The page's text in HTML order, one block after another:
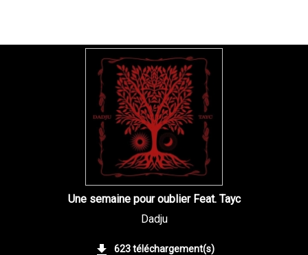
Une semaine pour oublier Feat. Tayc
Dadju
623 téléchargement(s)